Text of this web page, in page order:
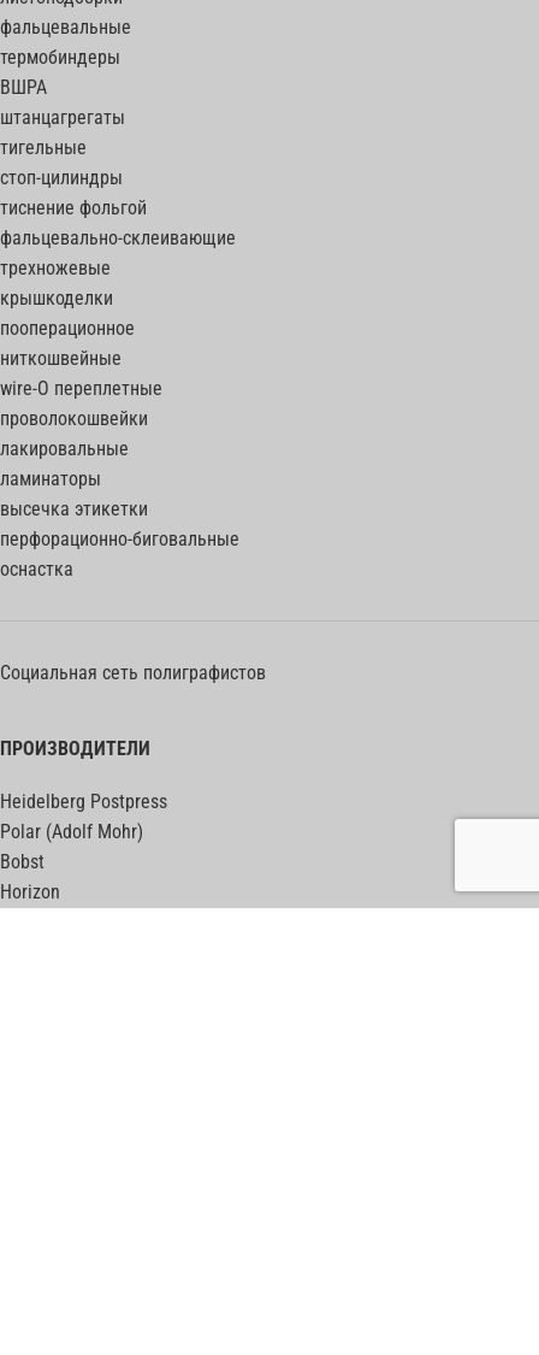
фальцевальные
термобиндеры
ВШРА
штанцагрегаты
тигельные
стоп-цилиндры
тиснение фольгой
фальцевально-склеивающие
трехножевые
крышкоделки
пооперационное
ниткошвейные
wire-O переплетные
проволокошвейки
лакировальные
ламинаторы
высечка этикетки
перфорационно-биговальные
оснастка
Социальная сеть полиграфистов
ПРОИЗВОДИТЕЛИ
Heidelberg Postpress
Polar (Adolf Mohr)
Bobst
Horizon